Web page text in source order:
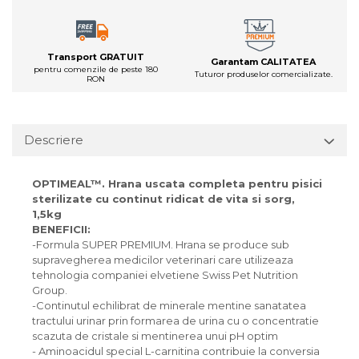
Transport GRATUIT
pentru comenzile de peste 180
RON
Garantam CALITATEA
Tuturor produselor comercializate.
Descriere
OPTIMEAL™. Hrana uscata completa pentru pisici
sterilizate cu continut ridicat de vita si sorg,
1,5kg
BENEFICII:
-Formula SUPER PREMIUM. Hrana se produce sub
supravegherea medicilor veterinari care utilizeaza
tehnologia companiei elvetiene Swiss Pet Nutrition
Group.
-Continutul echilibrat de minerale mentine sanatatea
tractului urinar prin formarea de urina cu o concentratie
scazuta de cristale si mentinerea unui pH optim
- Aminoacidul special L-carnitina contribuie la conversia